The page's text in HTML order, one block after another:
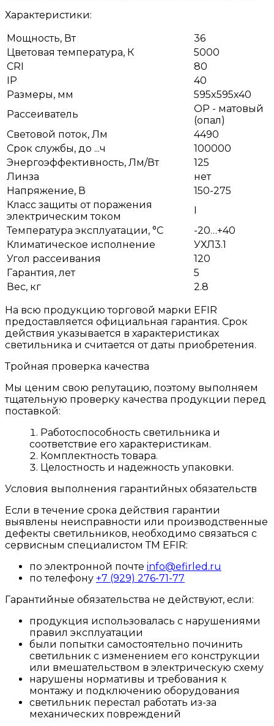
Характеристики:
Мощность, Вт
36
Цветовая температура, К
5000
CRI
80
IP
40
Размеры, мм
595x595x40
Рассеиватель
OP - матовый
(опал)
Световой поток, Лм
4490
Срок службы, до ...ч
100000
Энергоэффективность, Лм/Вт
125
Линза
нет
Напряжение, В
150-275
Класс защиты от поражения
электрическим током
I
Температура эксплуатации, °С
-20…+40
Климатическое исполнение
УХЛ3.1
Угол рассеивания
120
Гарантия, лет
5
Вес, кг
2.8
На всю продукцию торговой марки EFIR
предоставляется официальная гарантия. Срок
действия указывается в характеристиках
светильника и считается от даты приобретения.
Тройная проверка качества
Мы ценим свою репутацию, поэтому выполняем
тщательную проверку качества продукции перед
поставкой:
Работоспособность светильника и
соответствие его характеристикам.
Комплектность товара.
Целостность и надежность упаковки.
Условия выполнения гарантийных обязательств
Если в течение срока действия гарантии
выявлены неисправности или производственные
дефекты светильников, необходимо связаться с
сервисным специалистом ТМ EFIR:
по электронной почте info@efirled.ru
по телефону +7 (929) 276-71-77
Гарантийные обязательства не действуют, если:
продукция использовалась с нарушениями
правил эксплуатации
были попытки самостоятельно починить
светильник с изменением его конструкции
или вмешательством в электрическую схему
нарушены нормативы и требования к
монтажу и подключению оборудования
светильник перестал работать из-за
механических повреждений